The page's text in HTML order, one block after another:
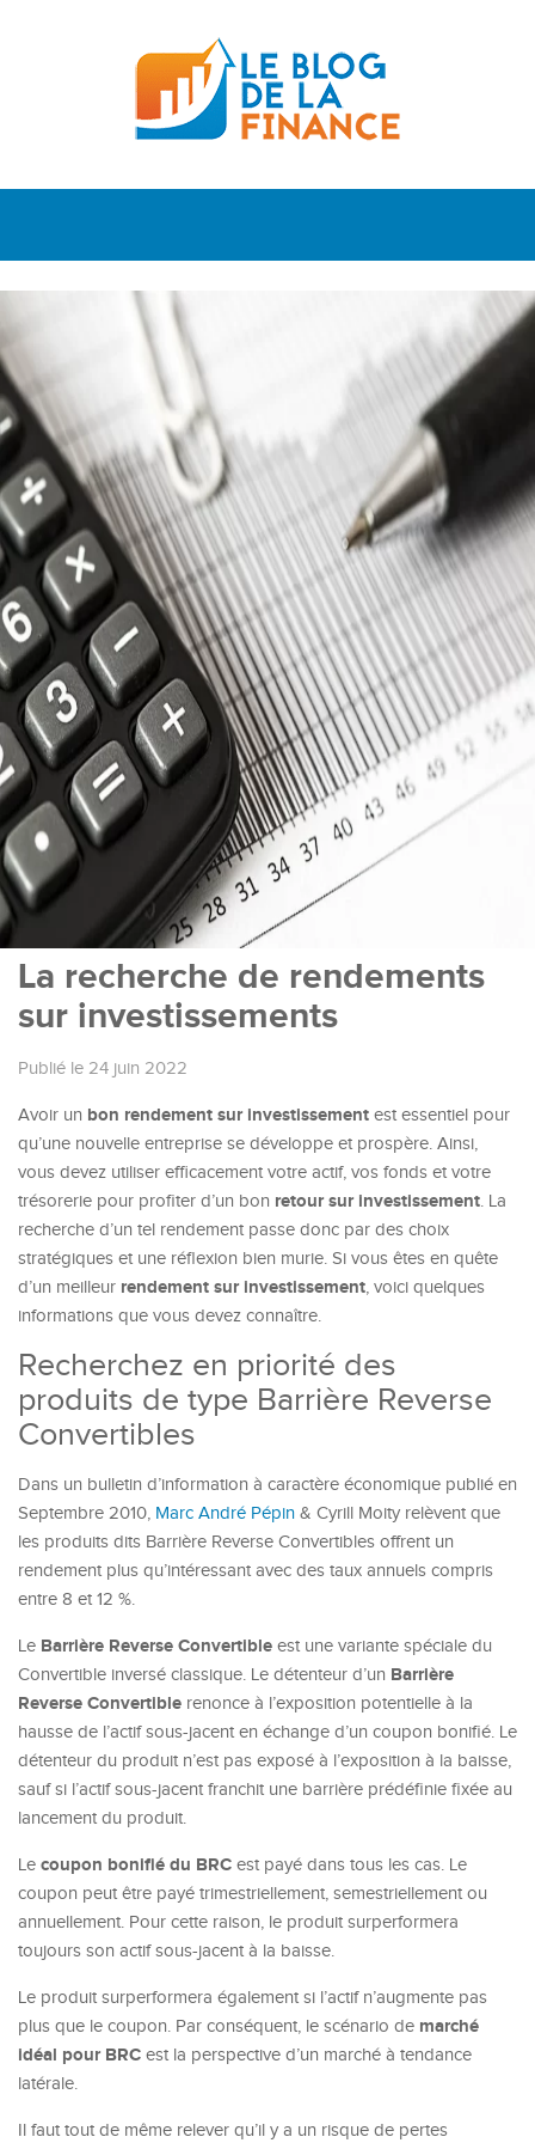
La recherche de rendements
sur investissements
Publié le 24 juin 2022
Avoir un bon rendement sur investissement est essentiel pour
qu’une nouvelle entreprise se développe et prospère. Ainsi,
vous devez utiliser efficacement votre actif, vos fonds et votre
trésorerie pour profiter d’un bon retour sur investissement. La
recherche d’un tel rendement passe donc par des choix
stratégiques et une réflexion bien murie. Si vous êtes en quête
d’un meilleur rendement sur investissement, voici quelques
informations que vous devez connaître.
Recherchez en priorité des
produits de type Barrière Reverse
Convertibles
Dans un bulletin d’information à caractère économique publié en
Septembre 2010, Marc André Pépin & Cyrill Moity relèvent que
les produits dits Barrière Reverse Convertibles offrent un
rendement plus qu’intéressant avec des taux annuels compris
entre 8 et 12 %.
Le Barrière Reverse Convertible est une variante spéciale du
Convertible inversé classique. Le détenteur d’un Barrière
Reverse Convertible renonce à l’exposition potentielle à la
hausse de l’actif sous-jacent en échange d’un coupon bonifié. Le
détenteur du produit n’est pas exposé à l’exposition à la baisse,
sauf si l’actif sous-jacent franchit une barrière prédéfinie fixée au
lancement du produit.
Le coupon bonifié du BRC est payé dans tous les cas. Le
coupon peut être payé trimestriellement, semestriellement ou
annuellement. Pour cette raison, le produit surperformera
toujours son actif sous-jacent à la baisse.
Le produit surperformera également si l’actif n’augmente pas
plus que le coupon. Par conséquent, le scénario de marché
idéal pour BRC est la perspective d’un marché à tendance
latérale.
Il faut tout de même relever qu’il y a un risque de pertes